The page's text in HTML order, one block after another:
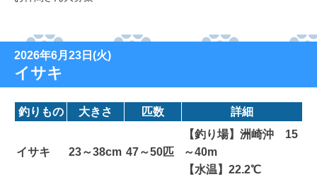
2026年6月23日(火)
イサキ
釣りもの 大きさ 匹数 詳細
イサキ 23～38cm 47～50匹
【釣り場】洲崎沖 15
～40m
【水温】22.2℃